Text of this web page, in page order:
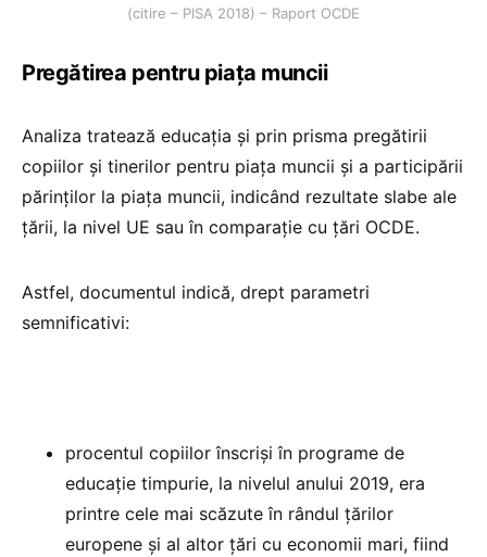
(citire – PISA 2018) – Raport OCDE
Pregătirea pentru piața muncii
Analiza tratează educația și prin prisma pregătirii
copiilor și tinerilor pentru piața muncii și a participării
părinților la piața muncii, indicând rezultate slabe ale
țării, la nivel UE sau în comparație cu țări OCDE.
Astfel, documentul indică, drept parametri
semnificativi:
procentul copiilor înscriși în programe de
educație timpurie, la nivelul anului 2019, era
printre cele mai scăzute în rândul țărilor
europene și al altor țări cu economii mari, fiind